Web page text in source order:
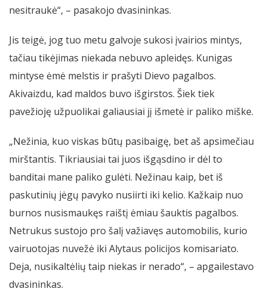
nesitraukė“, – pasakojo dvasininkas.
Jis teigė, jog tuo metu galvoje sukosi įvairios mintys,
tačiau tikėjimas niekada nebuvo apleidęs. Kunigas
mintyse ėmė melstis ir prašyti Dievo pagalbos.
Akivaizdu, kad maldos buvo išgirstos. Šiek tiek
pavežioję užpuolikai galiausiai jį išmetė ir paliko miške.
„Nežinia, kuo viskas būtų pasibaigę, bet aš apsimečiau
mirštantis. Tikriausiai tai juos išgąsdino ir dėl to
banditai mane paliko gulėti. Nežinau kaip, bet iš
paskutinių jėgų pavyko nusiirti iki kelio. Kažkaip nuo
burnos nusismaukęs raištį ėmiau šauktis pagalbos.
Netrukus sustojo pro šalį važiavęs automobilis, kurio
vairuotojas nuvežė iki Alytaus policijos komisariato.
Deja, nusikaltėlių taip niekas ir nerado“, – apgailestavo
dvasininkas.